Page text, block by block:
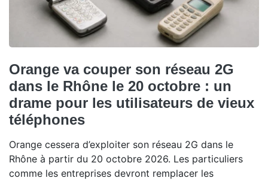
Orange va couper son réseau 2G
dans le Rhône le 20 octobre : un
drame pour les utilisateurs de vieux
téléphones
Orange cessera d’exploiter son réseau 2G dans le
Rhône à partir du 20 octobre 2026. Les particuliers
comme les entreprises devront remplacer les